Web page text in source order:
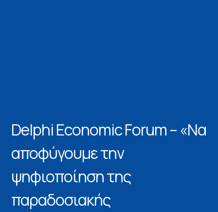
Delphi Economic Forum – «Να
αποφύγουμε την
ψηφιοποίηση της
παραδοσιακής